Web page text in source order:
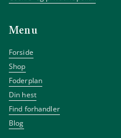
Menu
Forside
Shop
Foderplan
Din hest
Find forhandler
Blog